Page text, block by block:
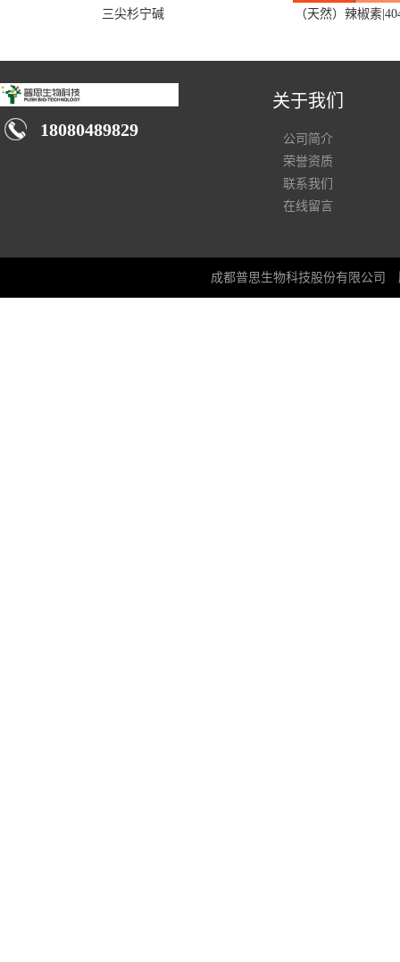
三尖杉宁碱 （天然）辣椒素
18080489829
关于我们
公司简介
荣誉资质
联系我们
在线留言
成都普思生物科技股份有限公司